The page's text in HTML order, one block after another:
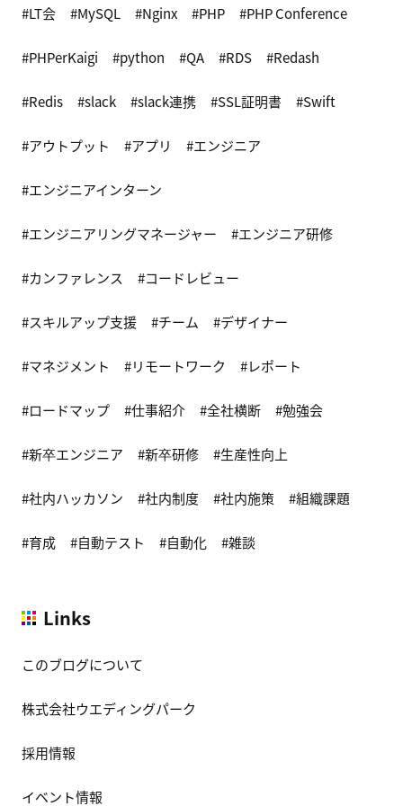
LT会 MySQL Nginx PHP PHP Conference
PHPerKaigi python QA RDS Redash
Redis slack slack連携 SSL証明書 Swift
アウトプット アプリ エンジニア
エンジニアインターン
エンジニアリングマネージャー エンジニア研修
カンファレンス コードレビュー
スキルアップ支援 チーム デザイナー
マネジメント リモートワーク レポート
ロードマップ 仕事紹介 全社横断 勉強会
新卒エンジニア 新卒研修 生産性向上
社内ハッカソン 社内制度 社内施策 組織課題
育成 自動テスト 自動化 雑談
Links
このブログについて
株式会社ウエディングパーク
採用情報
イベント情報